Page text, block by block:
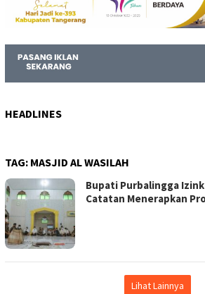
HEADLINES
TAG: MASJID AL WASILAH
Bupati Purbalingga
Catatan Menerapkan
Lihat Lainnya